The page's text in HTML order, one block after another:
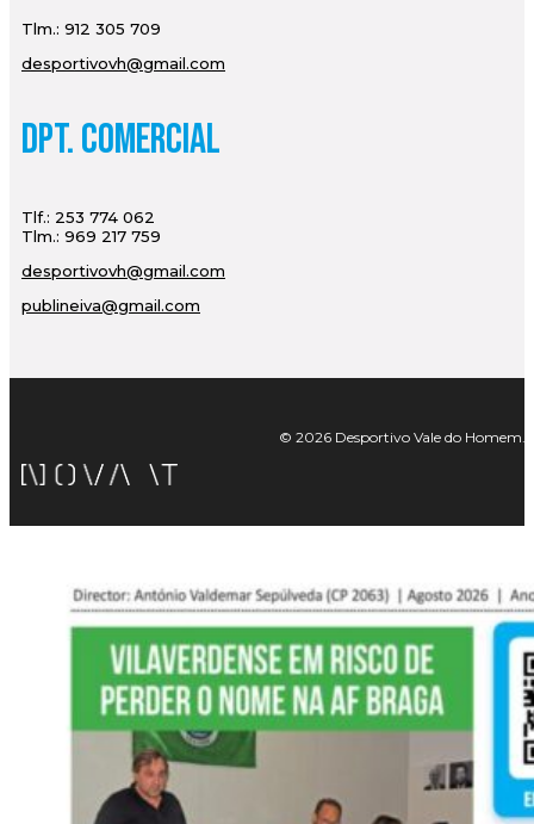
Tlm.: 912 305 709
desportivovh@gmail.com
Dpt. Comercial
Tlf.: 253 774 062
Tlm.: 969 217 759
desportivovh@gmail.com
publineiva@gmail.com
© 2026 Desportivo Vale do Homem.